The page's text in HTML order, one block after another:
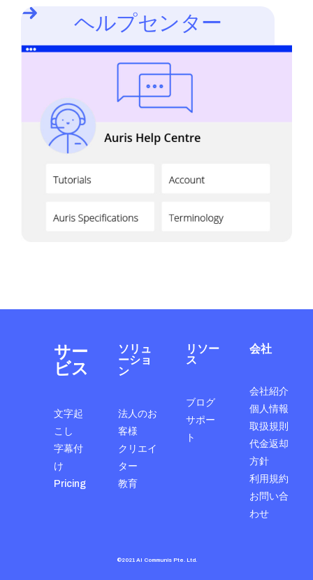
ヘルプセンター
サー
ビス
文字起
こし
字幕付
け
Pricing
ソリュ
ーショ
ン
法人のお
客様
クリエイ
ター
教育
リソー
ス
ブログ
サポー
ト
会社
会社紹介
個人情報
取扱規則
代金返却
方針
利用規約
お問い合
わせ
©2021 AI Communis Pte. Ltd.